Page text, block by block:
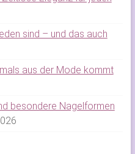
sind – und das auch
aus der Mode kommt
besondere Nagelformen